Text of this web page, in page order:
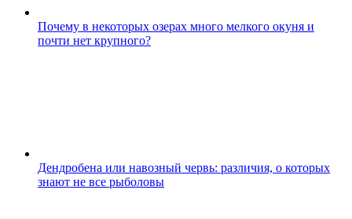
Почему в некоторых озерах много мелкого окуня и
почти нет крупного?
Дендробена или навозный червь: различия, о которых
знают не все рыболовы